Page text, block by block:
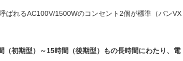
ばれるAC100V/1500Wのコンセント2個が標準（バンVX
（初期型）～15時間（後期型）もの長時間にわたり、電